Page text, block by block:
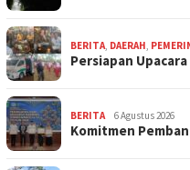
BERITA DAERAH
Persiapan
BERITA 6 Agustus 2026
Komitmen